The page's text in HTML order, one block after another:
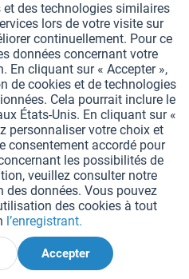
et sont indiqués horsfrais de port.
Demander le catalogue
Newsletter Qui sommes nous ?
Livraison et paiement
Droit de rétractation
CGV Mentions légales
rétractation
Aktiv
des technologies similaires
lors de votre visite sur
continuellement. Pour ce
données concernant votre
En cliquant sur « Accepter »,
de cookies et de technologies
Cela pourrait inclure le
États-Unis. En cliquant sur «
personnaliser votre choix et
consentement accordé pour
les possibilités de
veuillez consulter notre
données. Vous pouvez
des cookies à tout
l’enregistrant.
Accepter